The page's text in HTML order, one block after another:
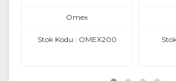
Omex
Stok Kodu : OMEX200